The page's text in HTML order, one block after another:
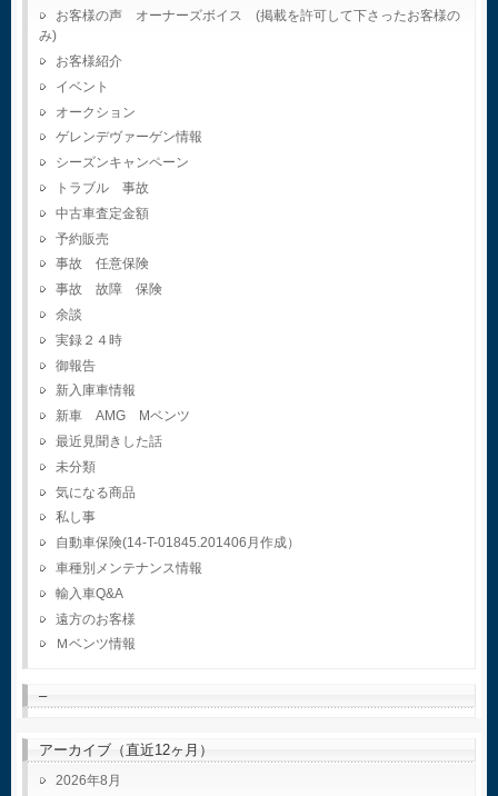
お客様の声 オーナーズボイス (掲載を許可して下さったお客様の
み)
お客様紹介
イベント
オークション
ゲレンデヴァーゲン情報
シーズンキャンペーン
トラブル 事故
中古車査定金額
予約販売
事故 任意保険
事故 故障 保険
余談
実録２４時
御報告
新入庫車情報
新車 AMG Mベンツ
最近見聞きした話
未分類
気になる商品
私し事
自動車保険(14-T-01845.201406月作成）
車種別メンテナンス情報
輸入車Q&A
遠方のお客様
Ｍベンツ情報
–
アーカイブ（直近12ヶ月）
2026年8月